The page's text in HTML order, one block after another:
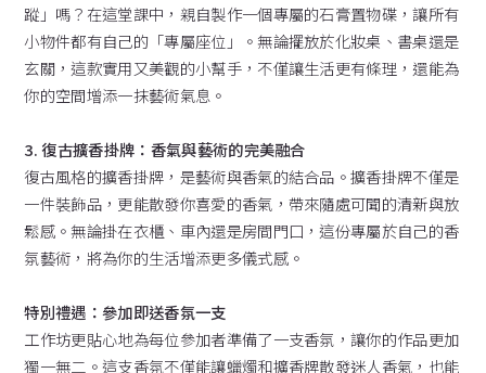
蹤」嗎？在這堂課中，親自製作一個專屬的石膏置物碟，讓所有
小物件都有自己的「專屬座位」。無論擺放於化妝桌、書桌還是
玄關，這款實用又美觀的小幫手，不僅讓生活更有條理，還能為
你的空間增添一抹藝術氣息。
3. 復古擴香掛牌：香氣與藝術的完美融合
復古風格的擴香掛牌，是藝術與香氣的結合品。擴香掛牌不僅是
一件裝飾品，更能散發你喜愛的香氣，帶來隨處可聞的清新與放
鬆感。無論掛在衣櫃、車內還是房間門口，這份專屬於自己的香
氛藝術，將為你的生活增添更多儀式感。
特別禮遇：參加即送香氛一支
工作坊更貼心地為每位參加者準備了一支香氛，讓你的作品更加
獨一無二。這支香氛不僅能讓蠟燭和擴香牌散發迷人香氣，也能